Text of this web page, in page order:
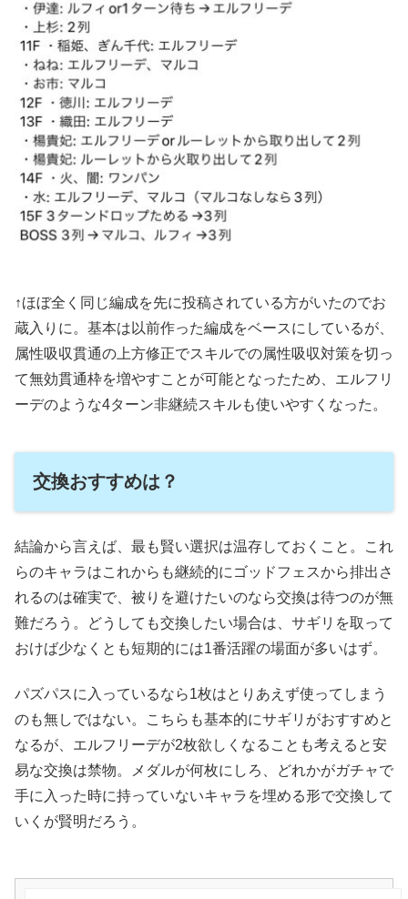
↑ほぼ全く同じ編成を先に投稿されている方がいたのでお
蔵入りに。基本は以前作った編成をベースにしているが、
属性吸収貫通の上方修正でスキルでの属性吸収対策を切っ
て無効貫通枠を増やすことが可能となったため、エルフリ
ーデのような4ターン非継続スキルも使いやすくなった。
交換おすすめは？
結論から言えば、最も賢い選択は温存しておくこと。これ
らのキャラはこれからも継続的にゴッドフェスから排出さ
れるのは確実で、被りを避けたいのなら交換は待つのが無
難だろう。どうしても交換したい場合は、サギリを取って
おけば少なくとも短期的には1番活躍の場面が多いはず。
パズパスに入っているなら1枚はとりあえず使ってしまう
のも無しではない。こちらも基本的にサギリがおすすめと
なるが、エルフリーデが2枚欲しくなることも考えると安
易な交換は禁物。メダルが何枚にしろ、どれかがガチャで
手に入った時に持っていないキャラを埋める形で交換して
いくが賢明だろう。